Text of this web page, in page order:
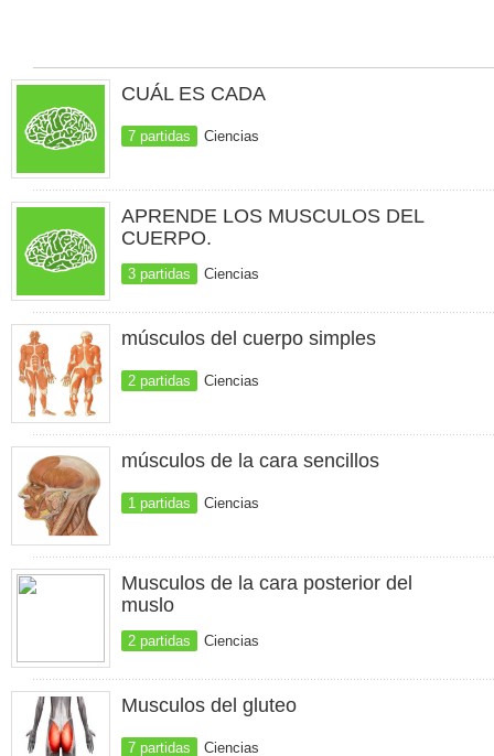
CUÁL ES CADA
7 partidas Ciencias
APRENDE LOS MUSCULOS DEL
CUERPO.
3 partidas Ciencias
músculos del cuerpo simples
2 partidas Ciencias
músculos de la cara sencillos
1 partidas Ciencias
Musculos de la cara posterior del
muslo
2 partidas Ciencias
Musculos del gluteo
7 partidas Ciencias